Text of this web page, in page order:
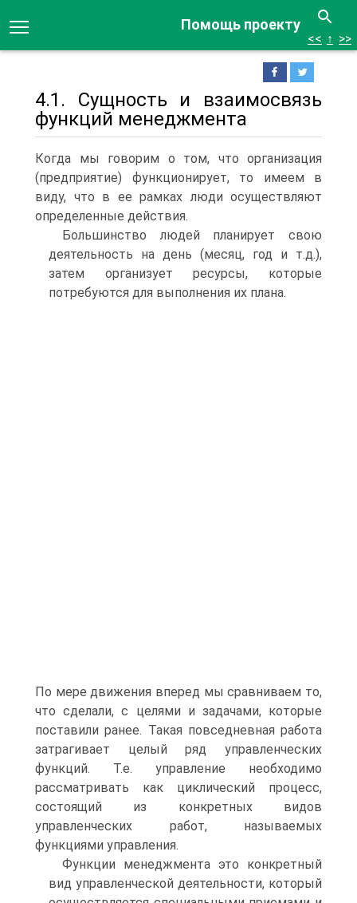
Помощь проекту
<< ↑ >>
4.1. Сущность и взаимосвязь
функций менеджмента
Когда мы говорим о том, что организация
(предприятие) функционирует, то имеем в
виду, что в ее рамках люди осуществляют
определенные действия.
Большинство людей планирует свою
деятельность на день (месяц, год и т.д.),
затем организует ресурсы, которые
потребуются для выполнения их плана.
По мере движения вперед мы сравниваем то,
что сделали, с целями и задачами, которые
поставили ранее. Такая повседневная работа
затрагивает целый ряд управленческих
функций. Т.е. управление необходимо
рассматривать как циклический процесс,
состоящий из конкретных видов
управленческих работ, называемых
функциями управления.
Функции менеджмента это конкретный
вид управленческой деятельности, который